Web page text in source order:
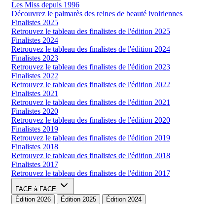
Les Miss depuis 1996
Découvrez le palmarès des reines de beauté ivoiriennes
Finalistes 2025
Retrouvez le tableau des finalistes de l'édition 2025
Finalistes 2024
Retrouvez le tableau des finalistes de l'édition 2024
Finalistes 2023
Retrouvez le tableau des finalistes de l'édition 2023
Finalistes 2022
Retrouvez le tableau des finalistes de l'édition 2022
Finalistes 2021
Retrouvez le tableau des finalistes de l'édition 2021
Finalistes 2020
Retrouvez le tableau des finalistes de l'édition 2020
Finalistes 2019
Retrouvez le tableau des finalistes de l'édition 2019
Finalistes 2018
Retrouvez le tableau des finalistes de l'édition 2018
Finalistes 2017
Retrouvez le tableau des finalistes de l'édition 2017
FACE à FACE
Édition 2026
Édition 2025 Édition 2024